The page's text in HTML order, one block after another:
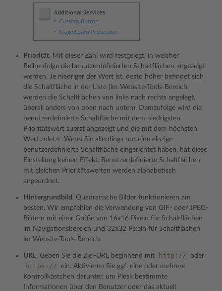
Priorität. Mit dieser Zahl wird festgelegt, in welcher
Reihenfolge die benutzerdefinierten Schaltflächen angezeigt
werden. Je niedriger der Wert ist, desto höher befindet sich
die Schaltfläche in der Liste (im Website-Tools-Bereich
werden die Schaltflächen von links nach rechts angelegt,
überall anders von oben nach unten). Demzufolge wird die
benutzerdefinierte Schaltfläche mit dem niedrigsten
Prioritätswert zuerst angezeigt und die mit dem höchsten
Wert zuletzt. Wenn Sie allerdings nur eine einzige
benutzerdefinierte Schaltfläche eingerichtet haben, hat diese
Einstellung keinen Effekt. Benutzerdefinierte Schaltflächen
mit gleichen Prioritätswerten werden alphabetisch
angeordnet.
Hintergrundbild . Quadratische Bilder funktionieren am
besten. Wir empfehlen die Verwendung von GIF- oder JPEG-
Bildern mit einer Größe von 16x16 Pixeln für Schaltflächen
im Navigationsbereich und 32x32 Pixeln für Schaltflächen
im Website-Tools-Bereich.
URL. Geben Sie die Ziel-URL beginnend mit http:// oder
https://
ein. Aktivieren Sie ggf. eine oder mehrere
Kontrollkästchen darunter, um Plesk bestimmte
Informationen über den Benutzer oder das aktuell